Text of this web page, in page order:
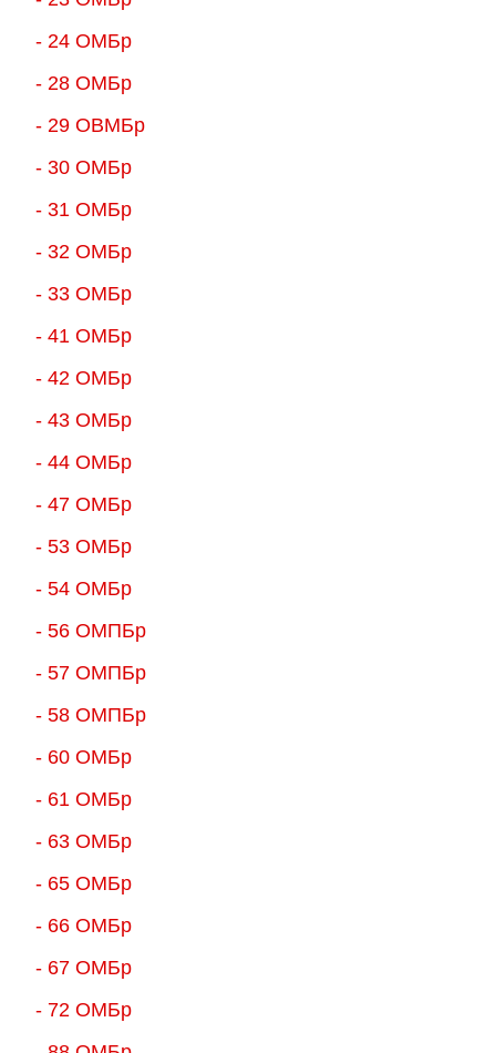
- 24 ОМБр
- 28 ОМБр
- 29 ОВМБр
- 30 ОМБр
- 31 ОМБр
- 32 ОМБр
- 33 ОМБр
- 41 ОМБр
- 42 ОМБр
- 43 ОМБр
- 44 ОМБр
- 47 ОМБр
- 53 ОМБр
- 54 ОМБр
- 56 ОМПБр
- 57 ОМПБр
- 58 ОМПБр
- 60 ОМБр
- 61 ОМБр
- 63 ОМБр
- 65 ОМБр
- 66 ОМБр
- 67 ОМБр
- 72 ОМБр